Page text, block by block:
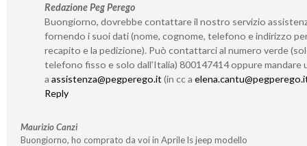
Redazione Peg Perego
Buongiorno, dovrebbe contattare il nostro servizio
fornendo i suoi dati (nome, cognome, telefono e indirizzo
recapito e la pedizione). Può contattarci al numero verde
telefono fisso e solo dall’Italia) 800147414 oppure mandare
a assistenza@pegperego.it(in cc a
Reply
Maurizio Canzi
Buongiorno, ho comprato da voi in Aprile ls jeep modello